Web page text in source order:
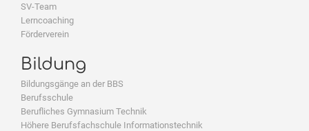
SV-Team
Lerncoaching
Förderverein
Bildung
Bildungsgänge an der BBS
Berufsschule
Berufliches Gymnasium Technik
Höhere Berufsfachschule Informationstechnik